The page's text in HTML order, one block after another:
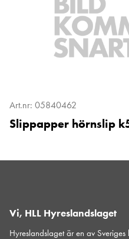
Art.nr: 05840462
Slippapper hörnslip
Vi, HLL Hyreslandslaget
Hyreslandslaget är en av